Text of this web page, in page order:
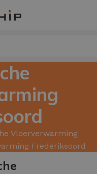
Vloerverwarming
Frederiksoord